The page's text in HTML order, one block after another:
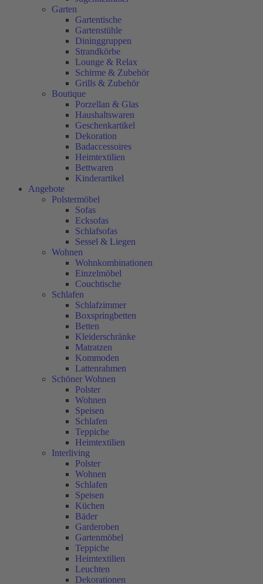
Garten
Gartentische
Gartenstühle
Dininggruppen
Strandkörbe
Lounge & Relax
Schirme & Zubehör
Grills & Zubehör
Boutique
Porzellan & Glas
Haushaltswaren
Geschenkartikel
Dekoration
Badaccessoires
Heimtextilien
Bettwaren
Kinderartikel
Angebote
Polstermöbel
Sofas
Ecksofas
Schlafsofas
Sessel & Liegen
Wohnen
Wohnkombinationen
Einzelmöbel
Couchtische
Schlafen
Schlafzimmer
Boxspringbetten
Betten
Kleiderschränke
Matratzen
Kommoden
Lattenrahmen
Schöner Wohnen
Polster
Wohnen
Speisen
Schlafen
Teppiche
Heimtextilien
Interliving
Polster
Wohnen
Schlafen
Speisen
Küchen
Bäder
Garderoben
Gartenmöbel
Teppiche
Heimtextilien
Leuchten
Dekorationen